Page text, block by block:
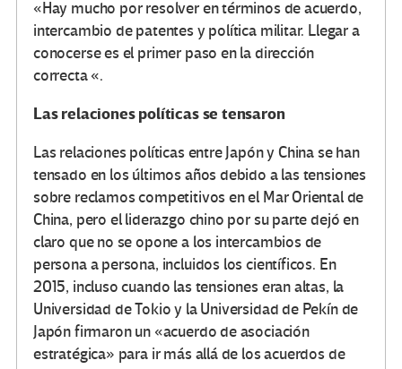
«Hay mucho por resolver en términos de acuerdo,
intercambio de patentes y política militar. Llegar a
conocerse es el primer paso en la dirección
correcta «.
Las relaciones políticas se tensaron
Las relaciones políticas entre Japón y China se han
tensado en los últimos años debido a las tensiones
sobre reclamos competitivos en el Mar Oriental de
China, pero el liderazgo chino por su parte dejó en
claro que no se opone a los intercambios de
persona a persona, incluidos los científicos. En
2015, incluso cuando las tensiones eran altas, la
Universidad de Tokio y la Universidad de Pekín de
Japón firmaron un «acuerdo de asociación
estratégica» para ir más allá de los acuerdos de